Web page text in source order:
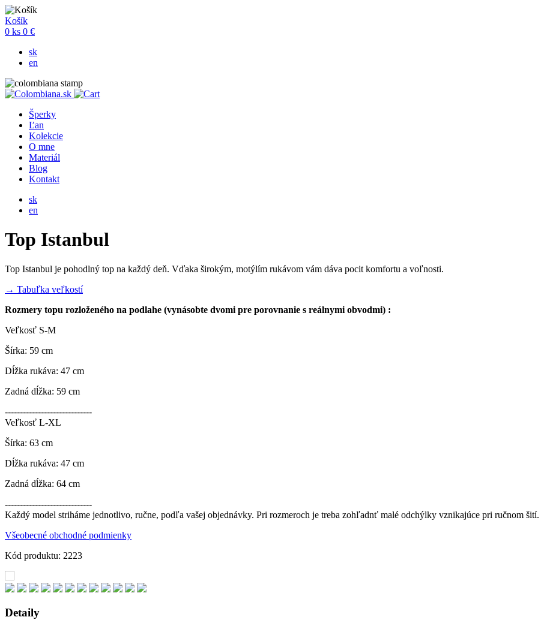
Košík
0 ks 0 €
sk
en
Šperky
Ľan
Kolekcie
O mne
Materiál
Blog
Kontakt
sk
en
Top Istanbul
Top Istanbul je pohodlný top na každý deň. Vďaka širokým, motýlím rukávom vám dáva pocit komfortu a voľnosti.
→ Tabuľka veľkostí
Rozmery topu rozloženého na podlahe (vynásobte dvomi pre porovnanie s reálnymi obvodmi) :
Veľkosť S-M
Šírka: 59 cm
Dĺžka rukáva: 47 cm
Zadná dĺžka: 59 cm
-----------------------------
Veľkosť L-XL
Šírka: 63 cm
Dĺžka rukáva: 47 cm
Zadná dĺžka: 64 cm
-----------------------------
Každý model striháme jednotlivo, ručne, podľa vašej objednávky. Pri rozmeroch je treba zohľadnť malé odchýlky vznikajúce pri ručnom šití.
Všeobecné obchodné podmienky
Kód produktu: 2223
Detaily